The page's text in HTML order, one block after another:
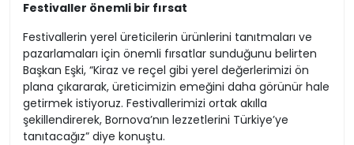
Festivaller önemli bir fırsat
Festivallerin yerel üreticilerin ürünlerini tanıtmaları ve
pazarlamaları için önemli fırsatlar sunduğunu belirten
Başkan Eşki, “Kiraz ve reçel gibi yerel değerlerimizi ön
plana çıkararak, üreticimizin emeğini daha görünür hale
getirmek istiyoruz. Festivallerimizi ortak akılla
şekillendirerek, Bornova’nın lezzetlerini Türkiye’ye
tanıtacağız” diye konuştu.